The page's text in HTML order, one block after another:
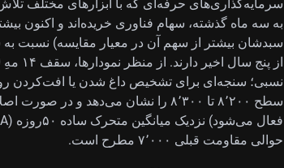
سرمایه‌گذاری‌های حرفه‌ای که با ابزارهای مختلف
به سه ماه گذشته، سهام فناوری خریده‌اند و اکنون
سطح ۸٬۲۰۰ تا ۸٬۳۰۰ را نشان می‌دهد و
حوالی مقاومت قبلی ۷٬۰۰۰ مطرح است.